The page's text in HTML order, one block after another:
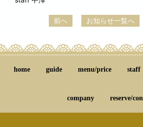
前へ お知らせ一覧へ
home guide menu/price staff
company reserve/